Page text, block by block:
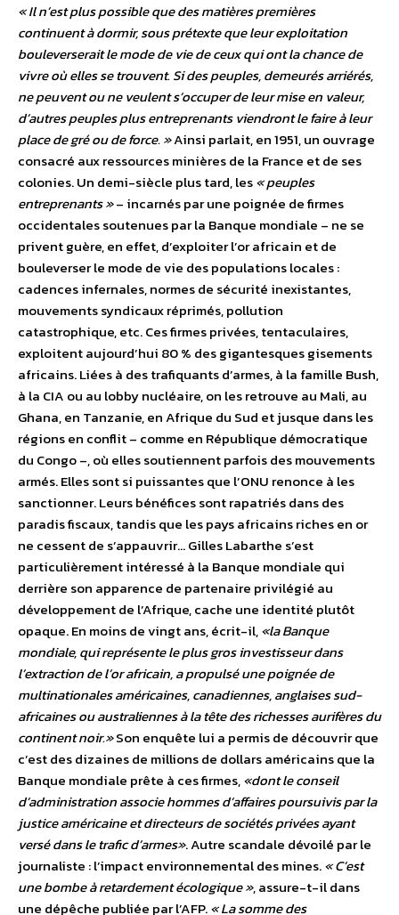
« Il n’est plus possible que des matières premières
continuent à dormir, sous prétexte que leur exploitation
bouleverserait le mode de vie de ceux qui ont la chance de
vivre où elles se trouvent. Si des peuples, demeurés arriérés,
ne peuvent ou ne veulent s’occuper de leur mise en valeur,
d’autres peuples plus entreprenants viendront le faire à leur
place de gré ou de force. »Ainsi parlait, en 1951, un ouvrage
consacré aux ressources minières de la France et de ses
colonies. Un demi-siècle plus tard, les« peuples
entreprenants »– incarnés par une poignée de firmes
occidentales soutenues par la Banque mondiale – ne se
privent guère, en effet, d’exploiter l’or africain et de
bouleverser le mode de vie des populations locales :
cadences infernales, normes de sécurité inexistantes,
mouvements syndicaux réprimés, pollution
catastrophique, etc. Ces firmes privées, tentaculaires,
exploitent aujourd’hui 80 % des gigantesques gisements
africains. Liées à des trafiquants d’armes, à la famille Bush,
à la CIA ou au lobby nucléaire, on les retrouve au Mali, au
Ghana, en Tanzanie, en Afrique du Sud et jusque dans les
régions en conflit – comme en République démocratique
du Congo –, où elles soutiennent parfois des mouvements
armés. Elles sont si puissantes que l’ONU renonce à les
sanctionner. Leurs bénéfices sont rapatriés dans des
paradis fiscaux, tandis que les pays africains riches en or
ne cessent de s’appauvrir… Gilles Labarthe s’est
particulièrement intéressé à la Banque mondiale qui
derrière son apparence de partenaire privilégié au
développement de l’Afrique, cache une identité plutôt
opaque. En moins de vingt ans, écrit-il,«la Banque
mondiale, qui représente le plus gros investisseur dans
l’extraction de l’or africain, a propulsé une poignée de
multinationales américaines, canadiennes, anglaises sud-
africaines ou australiennes à la tête des richesses aurifères du
continent noir.»Son enquête lui a permis de découvrir que
c’est des dizaines de millions de dollars américains que la
Banque mondiale prête à ces firmes,«dont le conseil
d’administration associe hommes d’affaires poursuivis par la
justice américaine et directeurs de sociétés privées ayant
versé dans le trafic d’armes». Autre scandale dévoilé par le
journaliste : l’impact environnemental des mines.« C’est
une bombe à retardement écologique », assure-t-il dans
une dépêche publiée par l’AFP.« La somme des